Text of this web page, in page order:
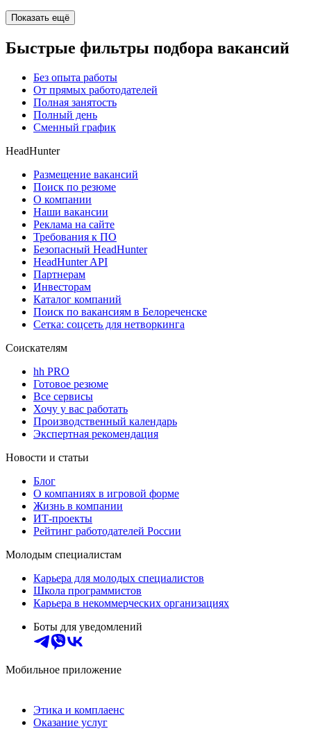
Показать ещё
Быстрые фильтры подбора вакансий
Без опыта работы
От прямых работодателей
Полная занятость
Полный день
Сменный график
HeadHunter
Размещение вакансий
Поиск по резюме
О компании
Наши вакансии
Реклама на сайте
Требования к ПО
Безопасный HeadHunter
HeadHunter API
Партнерам
Инвесторам
Каталог компаний
Поиск по вакансиям в Белореченске
Сетка: соцсеть для нетворкинга
Соискателям
hh PRO
Готовое резюме
Все сервисы
Хочу у вас работать
Производственный календарь
Экспертная рекомендация
Новости и статьи
Блог
О компаниях в игровой форме
Жизнь в компании
ИТ-проекты
Рейтинг работодателей России
Молодым специалистам
Карьера для молодых специалистов
Школа программистов
Карьера в некоммерческих организациях
Боты для уведомлений
Мобильное приложение
Этика и комплаенс
Оказание услуг